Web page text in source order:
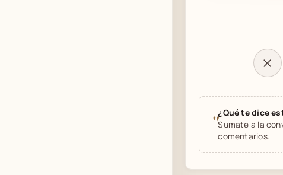
"¿Qué te dice
Sumate a la
comentarios.